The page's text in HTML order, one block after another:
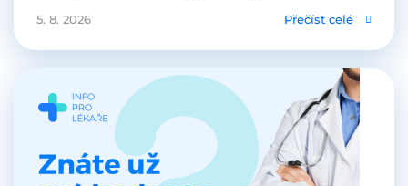
5. 8. 2026 Přečíst celé